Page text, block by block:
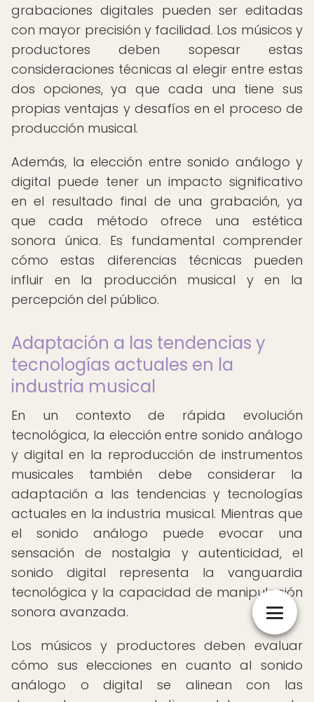
grabaciones digitales pueden ser editadas
con mayor precisión y facilidad. Los músicos y
productores deben sopesar estas
consideraciones técnicas al elegir entre estas
dos opciones, ya que cada una tiene sus
propias ventajas y desafíos en el proceso de
producción musical.
Además, la elección entre sonido análogo y
digital puede tener un impacto significativo
en el resultado final de una grabación, ya
que cada método ofrece una estética
sonora única. Es fundamental comprender
cómo estas diferencias técnicas pueden
influir en la producción musical y en la
percepción del público.
Adaptación a las tendencias y
tecnologías actuales en la
industria musical
En un contexto de rápida evolución
tecnológica, la elección entre sonido análogo
y digital en la reproducción de instrumentos
musicales también debe considerar la
adaptación a las tendencias y tecnologías
actuales en la industria musical. Mientras que
el sonido análogo puede evocar una
sensación de nostalgia y autenticidad, el
sonido digital representa la vanguardia
tecnológica y la capacidad de manipulación
sonora avanzada.
Los músicos y productores deben evaluar
cómo sus elecciones en cuanto al sonido
análogo o digital se alinean con las